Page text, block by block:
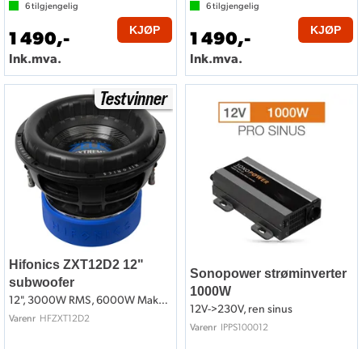
6tilgjengelig
1 490,-
Ink.mva.
KJØP
6tilgjengelig
1 490,-
Ink.mva.
KJØP
Hifonics ZXT12D2 12"
subwoofer
12", 3000W RMS, 6000W Maks, 2x2 Ohm
Varenr HFZXT12D2
Sonopower strøminverter
1000W
12V->230V, ren sinus
Varenr IPPS100012